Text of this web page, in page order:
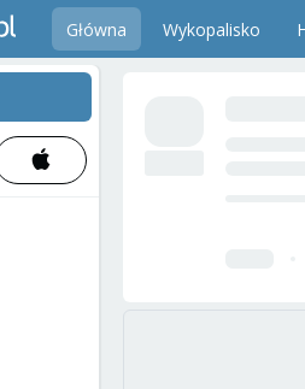
Główna Wykopalisko